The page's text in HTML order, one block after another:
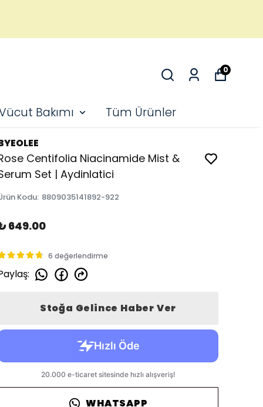
Bakımı Tüm Ürünler
0
Centifolia Niacinamide Mist &
Set | Aydinlatici
Kodu: 8809035141892-922
649.00
6 değerlendirme
:
Stoğa Gelince Haber Ver
WHATSAPP